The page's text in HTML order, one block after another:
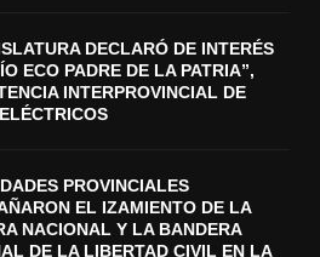
DECLARÓ DE INTERÉS
ECO PADRE DE LA PATRIA”,
INTERPROVINCIAL DE
PROVINCIALES
EL IZAMIENTO DE LA
NACIONAL Y LA BANDERA
DE LA LIBERTAD CIVIL EN LA